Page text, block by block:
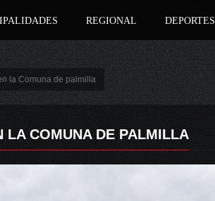
REGIONAL DEPORTES
la Comuna de palmilla
LA COMUNA DE PALMILLA